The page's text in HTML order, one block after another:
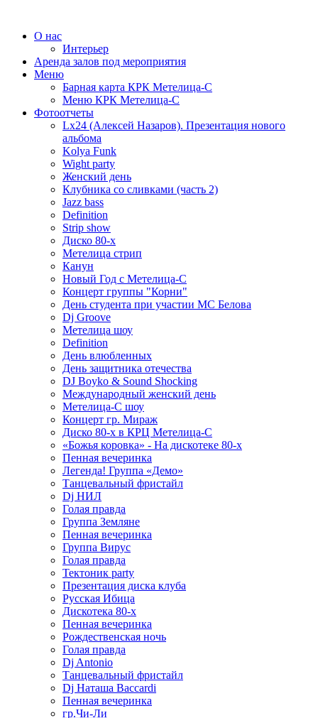
О нас
Интерьер
Аренда залов под мероприятия
Меню
Барная карта КРК Метелица-С
Меню КРК Метелица-С
Фотоотчеты
Lx24 (Алексей Назаров). Презентация нового
альбома
Kolya Funk
Wight party
Женский день
Клубника со сливками (часть 2)
Jazz bass
Definition
Strip show
Диско 80-х
Метелица стрип
Канун
Новый Год с Метелица-С
Концерт группы "Корни"
День студента при участии МС Белова
Dj Groove
Метелица шоу
Definition
День влюбленных
День защитника отечества
DJ Boyko & Sound Shocking
Международный женский день
Метелица-С шоу
Концерт гр. Мираж
Диско 80-х в КРЦ Метелица-С
«Божья коровка» - На дискотеке 80-х
Пенная вечеринка
Легенда! Группа «Демо»
Танцевальный фристайл
Dj НИЛ
Голая правда
Группа Земляне
Пенная вечеринка
Группа Вирус
Голая правда
Тектоник party
Презентация диска клуба
Русская Ибица
Дискотека 80-х
Пенная вечеринка
Рождественская ночь
Голая правда
Dj Antonio
Танцевальный фристайл
Dj Наташа Baccardi
Пенная вечеринка
гр.Чи-Ли